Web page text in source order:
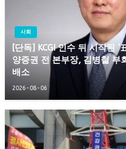
사회
[단독] KCGI 인수 뒤 시작된
양증권 전 본부장, 김병철 부
배소
2026-08-06